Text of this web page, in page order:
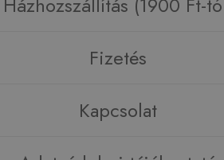
Fizetés
Kapcsolat